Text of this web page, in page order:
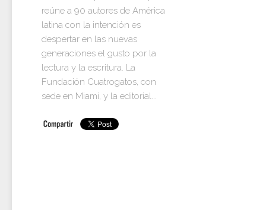
reúne a 90 autores de América
latina con la intención es
despertar en las nuevas
generaciones el gusto por la
lectura y la escritura. La
Fundación Cuatrogatos, con
sede en Miami, y la editorial...